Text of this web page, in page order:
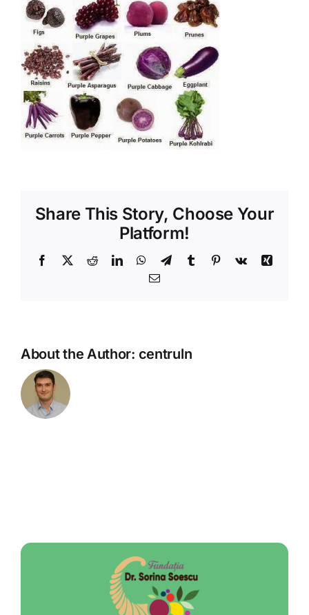
Shop
Tratamente naturale
Iubim fructele
Share This Story, Choose Your
Platform!
Facebook
X RedditLinkedInWhatsApp
TelegramTumblr Pinterest
Vk
Xing
Email
About the Author: centruln